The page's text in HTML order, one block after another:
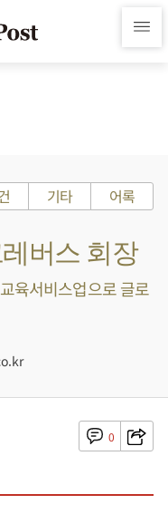
기타 어록
버스 회장
육서비스업으로 글로
0